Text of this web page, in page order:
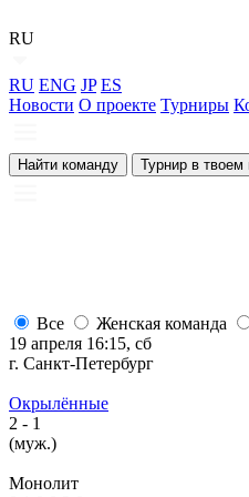
RU
RU ENG JP ES
Новости О проекте Турниры
Найти команду Турнир в твоем
Все Женская команда
19 апреля 16:15, сб
г. Санкт-Петербург
Окрылённые
2 - 1
(муж.)
Монолит